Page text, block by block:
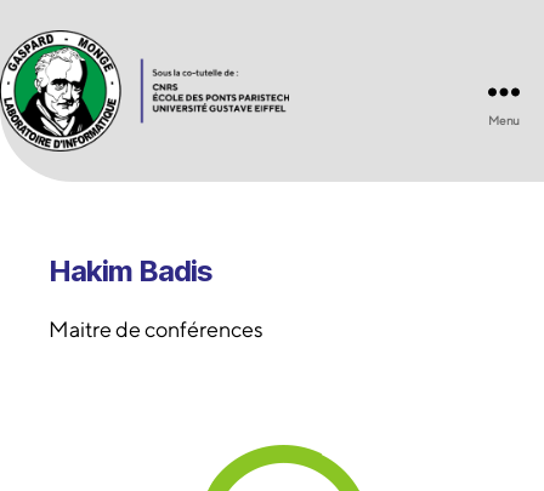
Laboratoire
d'Informatique
Menu
Hakim Badis
Maitre de conférences